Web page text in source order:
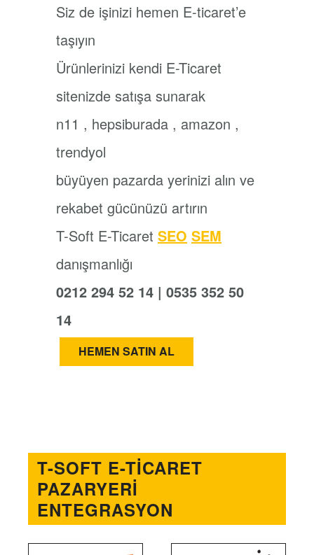
Siz de işinizi hemen E-ticaret’e
taşıyın
Ürünlerinizi kendi E-Ticaret
sitenizde satışa sunarak
n11 , hepsiburada , amazon ,
trendyol
büyüyen pazarda yerinizi alın ve
rekabet gücünüzü artırın
T-Soft E-Ticaret SEO SEM
danışmanlığı
0212 294 52 14 | 0535 352 50
14
HEMEN SATIN AL
T-SOFT E-TICARET
PAZARYERI
ENTEGRASYON